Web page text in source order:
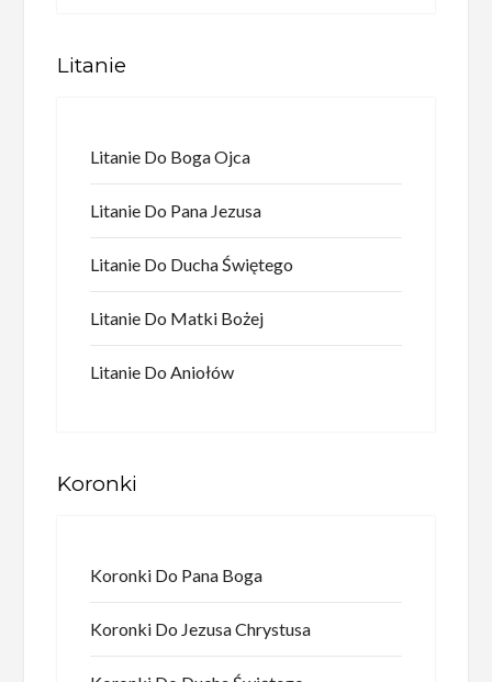
Litanie
Litanie Do Boga Ojca
Litanie Do Pana Jezusa
Litanie Do Ducha Świętego
Litanie Do Matki Bożej
Litanie Do Aniołów
Koronki
Koronki Do Pana Boga
Koronki Do Jezusa Chrystusa